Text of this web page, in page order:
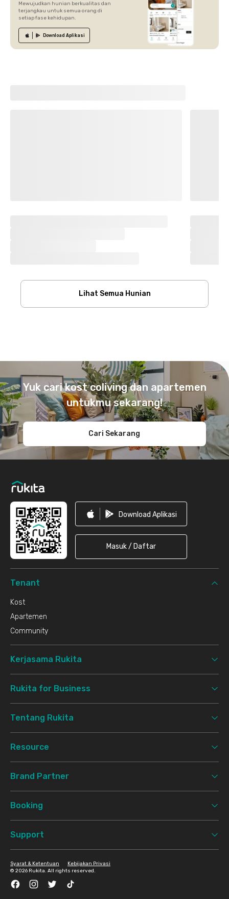
Mewujudkan hunian berkualitas dan
terjangkau untuk semua orang di
setiap fase kehidupan.
Download Aplikasi
Lihat Semua Hunian
Yuk cari kost coliving dan apartemen
untukmu sekarang!
Cari Sekarang
Download Aplikasi
Masuk / Daftar
Tenant
Kost
Apartemen
Community
Kerjasama Rukita
Rukita for Business
Tentang Rukita
Resource
Brand Partner
Booking
Support
© 2026 Rukita. All rights reserved.
Syarat & Ketentuan Kebijakan Privasi
FacebookInstagramTwitter TikTok